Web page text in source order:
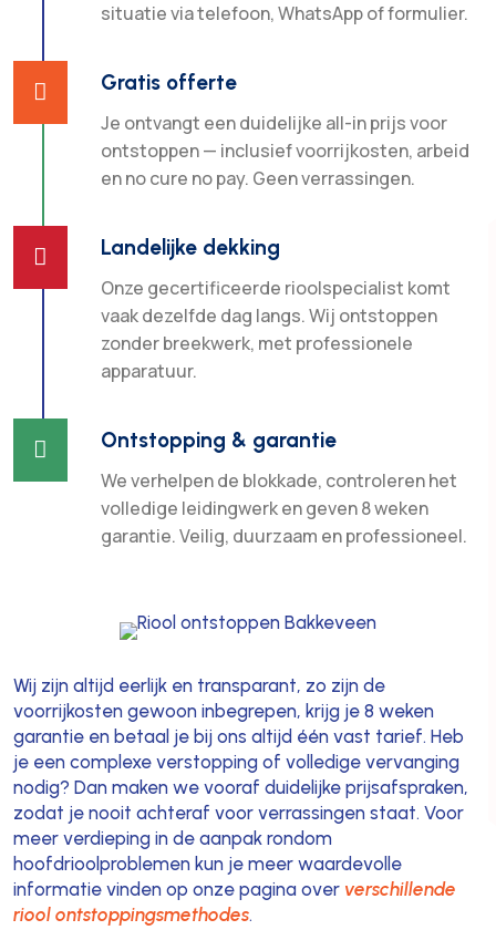
situatie via telefoon, WhatsApp of formulier.
 Gratis offerte
Je ontvangt een duidelijke all-in prijs voor
ontstoppen — inclusief voorrijkosten, arbeid
en no cure no pay. Geen verrassingen.
 Landelijke dekking
Onze gecertificeerde rioolspecialist komt
vaak dezelfde dag langs. Wij ontstoppen
zonder breekwerk, met professionele
apparatuur.
 Ontstopping & garantie
We verhelpen de blokkade, controleren het
volledige leidingwerk en geven 8 weken
garantie. Veilig, duurzaam en professioneel.
Wij zijn altijd eerlijk en transparant, zo zijn de
voorrijkosten gewoon inbegrepen, krijg je 8 weken
garantie en betaal je bij ons altijd één vast tarief. Heb
je een complexe verstopping of volledige vervanging
nodig? Dan maken we vooraf duidelijke prijsafspraken,
zodat je nooit achteraf voor verrassingen staat. Voor
meer verdieping in de aanpak rondom
hoofdrioolproblemen kun je meer waardevolle
informatie vinden op onze pagina over verschillende
riool ontstoppingsmethodes.